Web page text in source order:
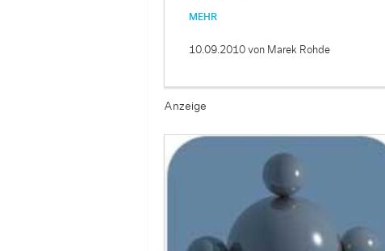
MEHR
10.09.2010 von Marek Rohde
Anzeige